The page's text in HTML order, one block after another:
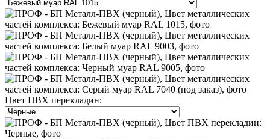
Цвет ПВХ перекладин: